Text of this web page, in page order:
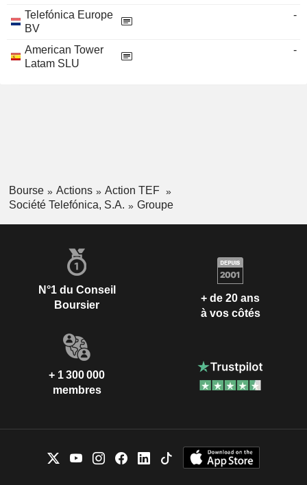
Telefónica Europe
BV
-
American Tower
Latam SLU
-
Bourse Actions
Action TEF
Société Telefónica, S.A.
Groupe
N°1 du Conseil
Boursier
+ de 20 ans
à vos côtés
+ 1 300 000
membres